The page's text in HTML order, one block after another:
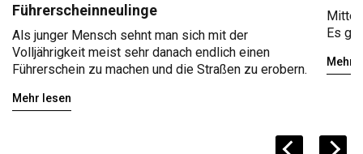
Führerscheinneulinge
Als junger Mensch sehnt man sich mit der
Volljährigkeit meist sehr danach endlich einen
Führerschein zu machen und die Straßen zu erobern.
Mehr lesen
Es
Mehr